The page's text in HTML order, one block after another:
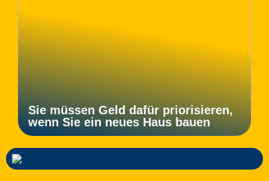
Sie müssen Geld dafür priorisieren,
wenn Sie ein neues Haus bauen